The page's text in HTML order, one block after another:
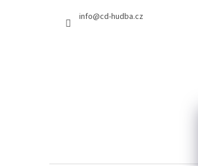
info@cd-hudba.cz